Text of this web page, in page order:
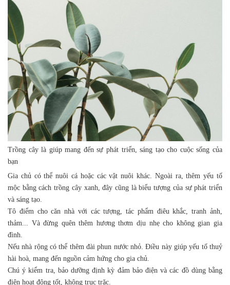
Trồng cây là giúp mang đến sự phát triển, sáng tạo cho cuộc sống của
bạn
Gia chủ có thể nuôi cá hoặc các vật nuôi khác. Ngoài ra, thêm yếu tố
mộc bằng cách trồng cây xanh, đây cũng là biểu tượng của sự phát triển
và sáng tạo.
Tô điểm cho căn nhà với các tượng, tác phẩm điêu khắc, tranh ảnh,
thảm... Và đừng quên thêm hương thơm dịu nhẹ cho không gian gia
đình.
Nếu nhà rộng có thể thêm đài phun nước nhỏ. Điều này giúp yếu tố thuỷ
hài hoà, mang đến nguồn cảm hứng cho gia chủ.
Chú ý kiểm tra, bảo dưỡng định kỳ đảm bảo điện và các đồ dùng bằng
điện hoạt động tốt, không trục trặc.